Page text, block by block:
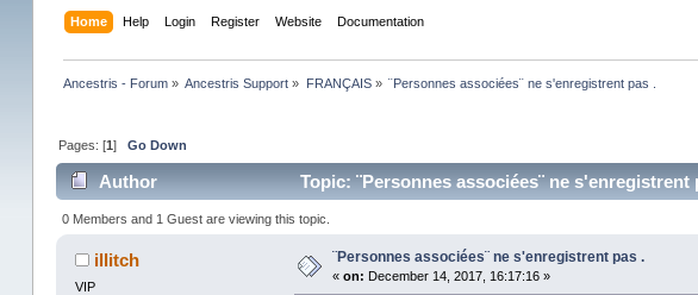
Home Help Login Register Website Documentation
Ancestris - Forum » Ancestris Support » FRANÇAIS» ¨Personnes associées¨ ne s'enregistrent pas .
Pages: [1]Go Down
Author Topic: ¨Personnes associées¨ ne s'enregistrent
0 Members and 1 Guest are viewing this topic.
illitch
VIP
¨Personnes associées¨ ne s'enregistrent pas .
« on: December 14, 2017, 16:17:16 »